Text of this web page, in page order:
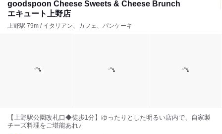
goodspoon Cheese Sweets & Cheese Brunch
エキュート上野店
上野駅 79m / イタリアン、カフェ、パンケーキ
【上野駅公園改札口◆徒歩1分】ゆったりとした明るい店内で、自家製
チーズ料理をご堪能あれ♪